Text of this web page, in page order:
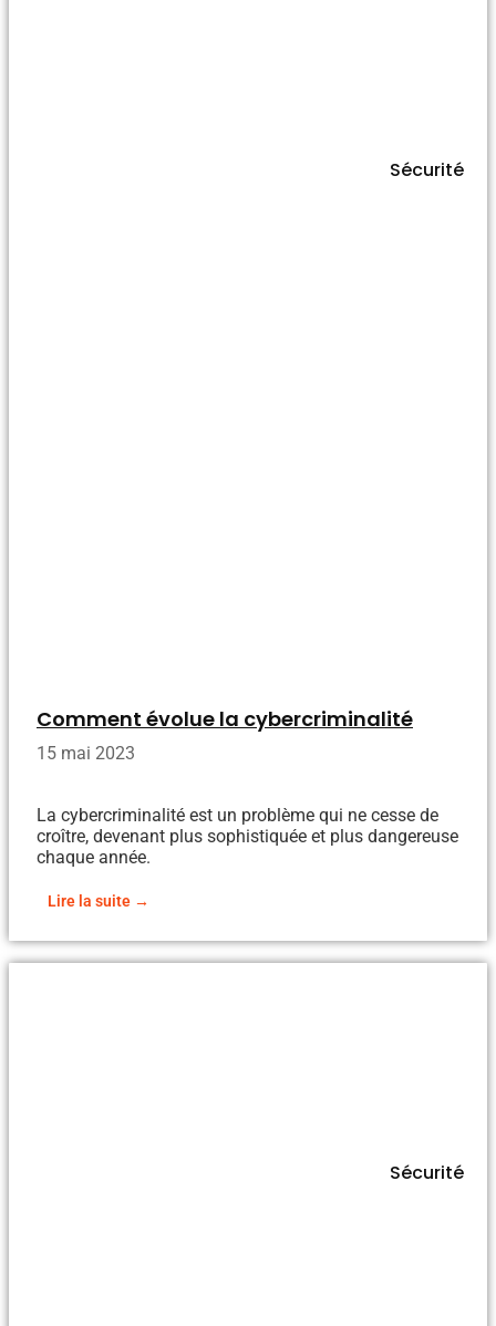
Sécurité
Comment évolue la cybercriminalité
15 mai 2023
La cybercriminalité est un problème qui ne cesse de
croître, devenant plus sophistiquée et plus dangereuse
chaque année.
Lire la suite →
Sécurité